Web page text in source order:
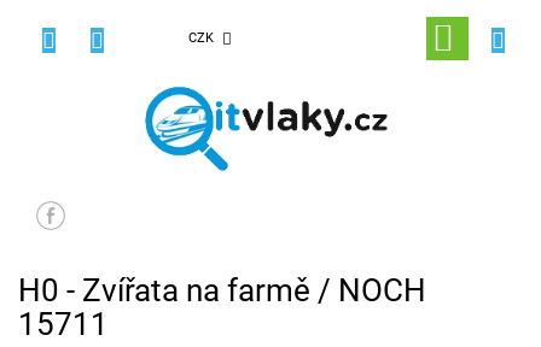
CZK
NÁKUPNÍ
KOŠÍK
H0 - Zvířata na farmě / NOCH
15711